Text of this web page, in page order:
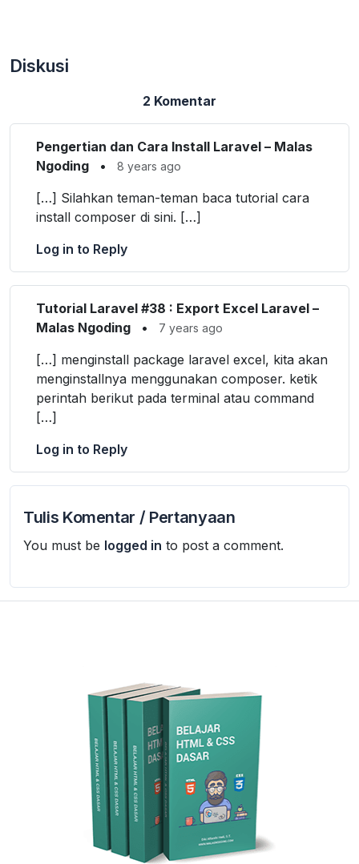
Diskusi
2 Komentar
Pengertian dan Cara Install Laravel – Malas
Ngoding
• 8 years ago
[…] Silahkan teman-teman baca tutorial cara
install composer di sini. […]
Log in to Reply
Tutorial Laravel #38 : Export Excel Laravel –
Malas Ngoding
• 7 years ago
[…] menginstall package laravel excel, kita akan
menginstallnya menggunakan composer. ketik
perintah berikut pada terminal atau command
[…]
Log in to Reply
Tulis Komentar / Pertanyaan
You must be logged in to post a comment.